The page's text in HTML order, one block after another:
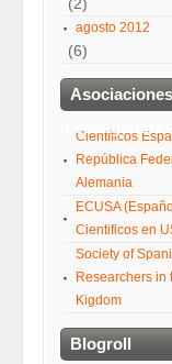
agosto 2012
(6)
investigadores
Científicos
República
Alemania
ECUSA
Cientificos en
Society of
Researchers in
Kigdom
Blogroll